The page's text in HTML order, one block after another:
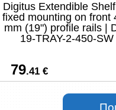
Digitus Extendible
fixed mounting on front
mm (19") profile rails |
19-TRAY-2-450-SW
79.41 €